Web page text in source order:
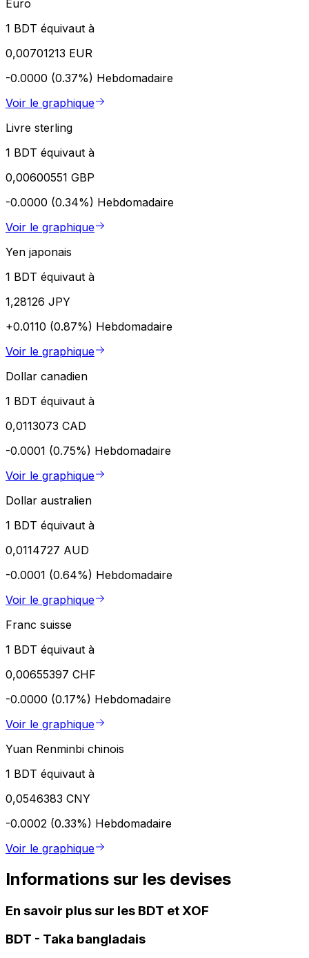
Euro
1 BDT équivaut à
0,00701213 EUR
-0.0000 (0.37%) Hebdomadaire
Voir le graphique
Livre sterling
1 BDT équivaut à
0,00600551 GBP
-0.0000 (0.34%) Hebdomadaire
Voir le graphique
Yen japonais
1 BDT équivaut à
1,28126 JPY
+0.0110 (0.87%) Hebdomadaire
Voir le graphique
Dollar canadien
1 BDT équivaut à
0,0113073 CAD
-0.0001 (0.75%) Hebdomadaire
Voir le graphique
Dollar australien
1 BDT équivaut à
0,0114727 AUD
-0.0001 (0.64%) Hebdomadaire
Voir le graphique
Franc suisse
1 BDT équivaut à
0,00655397 CHF
-0.0000 (0.17%) Hebdomadaire
Voir le graphique
Yuan Renminbi chinois
1 BDT équivaut à
0,0546383 CNY
-0.0002 (0.33%) Hebdomadaire
Voir le graphique
Informations sur les devises
En savoir plus sur les BDT et XOF
BDT - Taka bangladais